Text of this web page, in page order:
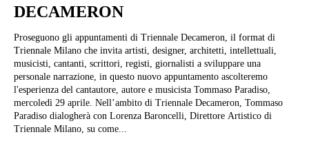
DECAMERON
Proseguono gli appuntamenti di Triennale Decameron, il format di
Triennale Milano che invita artisti, designer, architetti, intellettuali,
musicisti, cantanti, scrittori, registi, giornalisti a sviluppare una
personale narrazione, in questo nuovo appuntamento ascolteremo
l'esperienza del cantautore, autore e musicista Tommaso Paradiso,
mercoledì 29 aprile. Nell’ambito di Triennale Decameron, Tommaso
Paradiso dialogherà con Lorenza Baroncelli, Direttore Artistico di
Triennale Milano, su come...